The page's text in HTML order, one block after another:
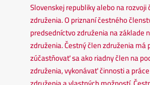
Slovenskej republiky alebo na rozvoji
združenia. O priznaní čestného
predsedníctvo združenia na základe
združenia. Čestný člen združenia má
zúčastňovať sa ako riadny člen na
združenia, vykonávať činnosti a